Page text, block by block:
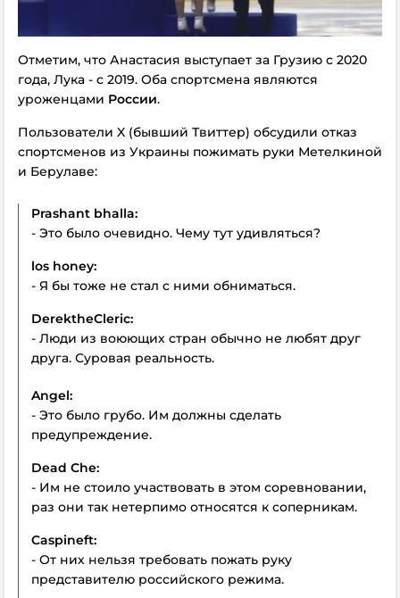
Отметим, что Анастасия выступает за Грузию с 2020
года, Лука - с 2019. Оба спортсмена являются
уроженцами России.
Пользователи X (бывший Твиттер) обсудили отказ
спортсменов из Украины пожимать руки Метелкиной
и Берулаве:
Prashant bhalla:
- Это было очевидно. Чему тут удивляться?
los honey:
- Я бы тоже не стал c ними обниматься.
DerektheCleric:
- Люди из воюющих стран обычно не любят друг
друга. Суровая реальность.
Angel:
- Это было грубо. Им должны сделать
предупреждение.
Dead Che:
- Им не стоило участвовать в этом соревновании,
раз они так нетерпимо относятся к соперникам.
Caspineft:
- От них нельзя требовать пожать руку
представителю российского режима.